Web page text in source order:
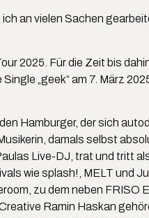
an vielen Sachen
2025. Für die Zeit bis
„geek“ am 7. März
Hamburger, der sich
damals selbst
Live-DJ, trat und tritt
wie splash!, MELT und
zu dem neben FRISO
Ramin Haskan